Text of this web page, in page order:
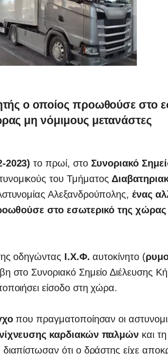
ο οποίος προωθούσε στο
μη νόμιμους μετανάστες
2023) το πρωί, στο Συνοριακό
του Τμήματος
Αλεξανδρούπολης,ένας
στο εσωτερικό της
οδηγώντας Ι.Χ.Φ.αυτοκίνητο (
στο Συνοριακό Σημείο Διέλευσης
είσοδο στη χώρα.
που πραγματοποίησαν οι
καρδιακών παλμών και
ότι ο δράστης είχε